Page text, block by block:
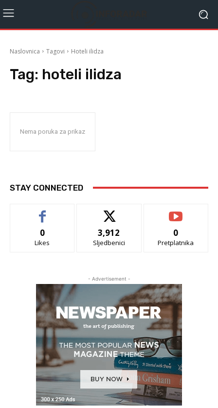
Naslovnica Tagovi Hoteli ilidza
Tag: hoteli ilidza
Nema poruka za prikaz
STAY CONNECTED
0
Likes
3,912
Sljedbenici
0
Pretplatnika
- Advertisement -